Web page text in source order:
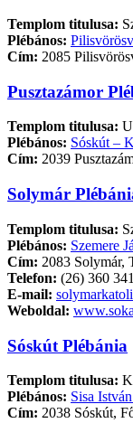
Templom titulusa:
Plébános:
Cím: 2085
Pusztazámor
Templom titulusa:
Plébános: Sóskút –
Cím: 2039
Solymár
Templom titulusa:
Plébános: Szemere
Cím: 2083 Solymár,
Telefon: (26) 360 341
E-mail:
Weboldal:
Sóskút Plébánia
Templom titulusa:
Plébános: Sisa
Cím: 2038 Sóskút,